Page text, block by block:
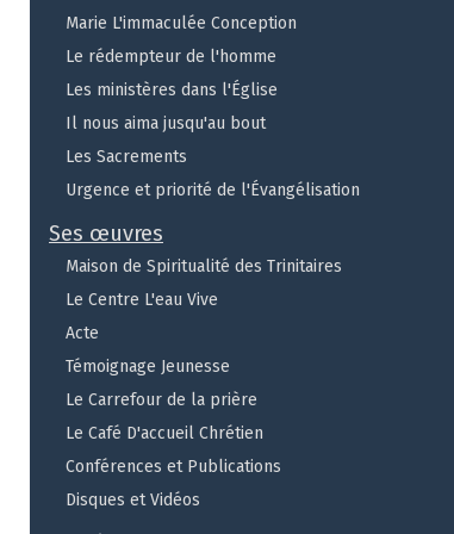
Marie L'immaculée Conception
Le rédempteur de l'homme
Les ministères dans l'Église
Il nous aima jusqu'au bout
Les Sacrements
Urgence et priorité de l'Évangélisation
Ses œuvres
Maison de Spiritualité des Trinitaires
Le Centre L'eau Vive
Acte
Témoignage Jeunesse
Le Carrefour de la prière
Le Café D'accueil Chrétien
Conférences et Publications
Disques et Vidéos